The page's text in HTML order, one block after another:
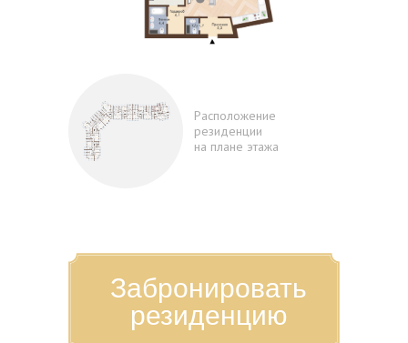
Расположение
резиденции
на плане этажа
Забронировать
резиденцию